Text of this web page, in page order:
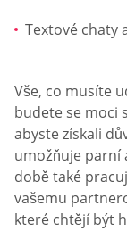
Textové chaty
Vše, co musíte
budete se moci
abyste získali
umožňuje parní
době také
vašemu
které chtějí být